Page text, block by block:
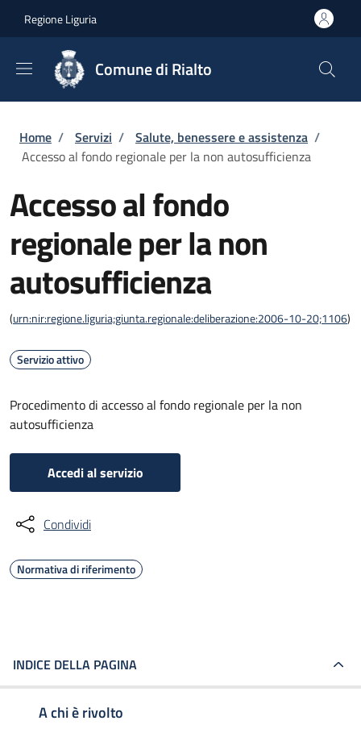
Regione Liguria
Comune di Rialto
Briciole di pane
Home / Servizi / Salute, benessere e assistenza /
Accesso al fondo regionale per la non autosufficienza
Accesso al fondo
regionale per la non
autosufficienza
(urn:nir:regione.liguria;giunta.regionale:deliberazione:2006-10-20;1106)
Servizio attivo
Procedimento di accesso al fondo regionale per la non
autosufficienza
Accedi al servizio
Condividi
Normativa di riferimento
INDICE DELLA PAGINA
A chi è rivolto